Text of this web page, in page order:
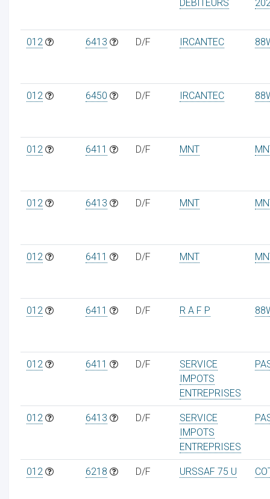
DEBITEURS
012 6413 D/F IRCANTEC
012 6450 D/F IRCANTEC
012 6411 D/F MNT
012 6413 D/F MNT
012 6411 D/F MNT
012 6411 D/F R A F P
012 6411 D/F
SERVICE
IMPOTS
ENTREPRISES
012 6413 D/F
SERVICE
IMPOTS
ENTREPRISES
012 6218 D/F URSSAF 75 U